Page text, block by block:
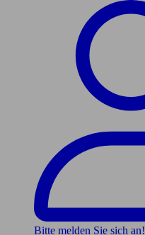
Bitte melden Sie sich an!